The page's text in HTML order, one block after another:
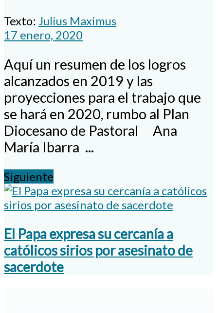
Texto: Julius Maximus
17 enero, 2020
Aquí un resumen de los logros
alcanzados en 2019 y las
proyecciones para el trabajo que
se hará en 2020, rumbo al Plan
Diocesano de Pastoral Ana
María Ibarra ...
Siguiente
El Papa expresa su cercanía a
católicos sirios por asesinato de
sacerdote